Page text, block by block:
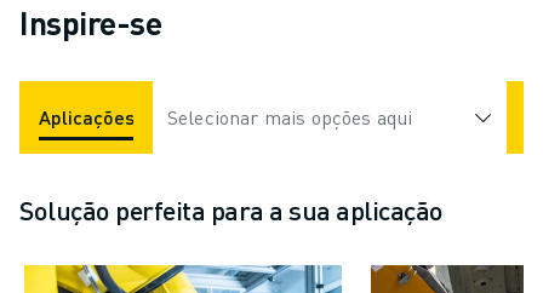
Inspire-se
Aplicações Indústrias
Selecionar mais opções aqui
Solução perfeita para a sua aplicação